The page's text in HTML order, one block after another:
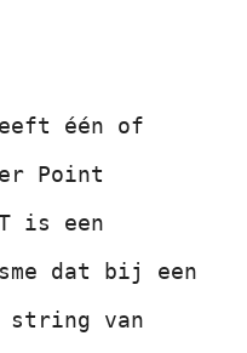
één of
Point
is een
dat bij een
string van